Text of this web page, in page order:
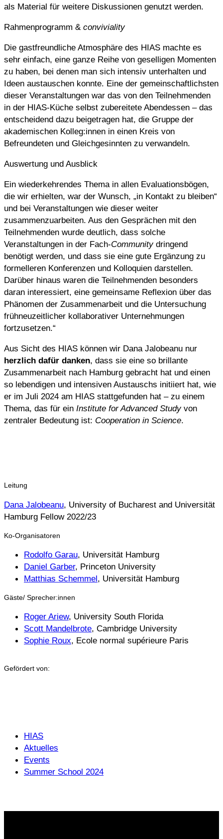
als Material für weitere Diskussionen genutzt werden.
Rahmenprogramm & conviviality
Die gastfreundliche Atmosphäre des HIAS machte es
sehr einfach, eine ganze Reihe von geselligen Momenten
zu haben, bei denen man sich intensiv unterhalten und
Ideen austauschen konnte. Eine der gemeinschaftlichsten
dieser Veranstaltungen war das von den Teilnehmenden
in der HIAS-Küche selbst zubereitete Abendessen – das
entscheidend dazu beigetragen hat, die Gruppe der
akademischen Kolleg:innen in einen Kreis von
Befreundeten und Gleichgesinnten zu verwandeln.
Auswertung und Ausblick
Ein wiederkehrendes Thema in allen Evaluationsbögen,
die wir erhielten, war der Wunsch, „in Kontakt zu bleiben“
und bei Veranstaltungen wie dieser weiter
zusammenzuarbeiten. Aus den Gesprächen mit den
Teilnehmenden wurde deutlich, dass solche
Veranstaltungen in der Fach-Communitydringend
benötigt werden, und dass sie eine gute Ergänzung zu
formelleren Konferenzen und Kolloquien darstellen.
Darüber hinaus waren die Teilnehmenden besonders
daran interessiert, eine gemeinsame Reflexion über das
Phänomen der Zusammenarbeit und die Untersuchung
frühneuzeitlicher kollaborativer Unternehmungen
fortzusetzen.“
Aus Sicht des HIAS können wir Dana Jalobeanu nur
herzlich dafür danken, dass sie eine so brillante
Zusammenarbeit nach Hamburg gebracht hat und einen
so lebendigen und intensiven Austauschs initiiert hat, wie
er im Juli 2024 am HIAS stattgefunden hat – zu einem
Thema, das für ein Institute for Advanced Studyvon
zentraler Bedeutung ist: Cooperation in Science.
Leitung
Dana Jalobeanu, University of Bucharest and Universität
Hamburg Fellow 2022/23
Ko-Organisatoren
Rodolfo Garau, Universität Hamburg
Daniel Garber, Princeton University
Matthias Schemmel, Universität Hamburg
Gäste/ Sprecher:innen
Roger Ariew, University South Florida
Scott Mandelbrote, Cambridge University
Sophie Roux, Ecole normal supérieure Paris
Gefördert von:
HIAS
Aktuelles
Events
Summer School 2024